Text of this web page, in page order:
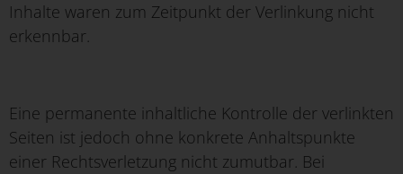
Inhalte waren zum Zeitpunkt der Verlinkung nicht
erkennbar.
Eine permanente inhaltliche Kontrolle der verlinkten
Seiten ist jedoch ohne konkrete Anhaltspunkte
einer Rechtsverletzung nicht zumutbar. Bei